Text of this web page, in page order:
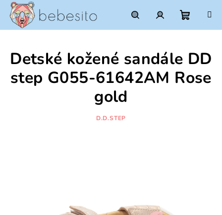
Prejsť
obsah
HľadaťPrihlásenie
košík
Detské kožené sandále DD
step G055-61642AM Rose
gold
D.D.STEP